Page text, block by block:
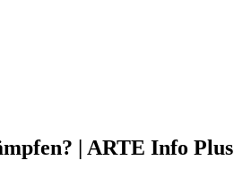
| ARTE Info Plus